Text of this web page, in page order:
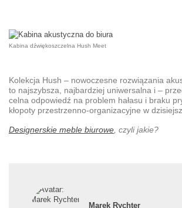
Kabina dźwiękoszczelna Hush Meet
Kolekcja Hush – nowoczesne rozwiązania
to najszybsza, najbardziej uniwersalna i –
celna odpowiedź na problem hałasu i braku
kłopoty przestrzenno-organizacyjne w
Designerskie meble biurowe , czyli jakie?
Marek Rychter